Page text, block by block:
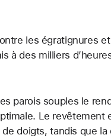
les égratignures
à des milliers
parois souples le
Le revêtement
doigts, tandis que